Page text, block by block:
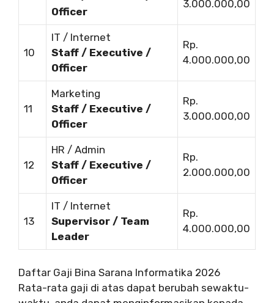
Officer
3.000.000,00
10
IT / Internet
Staff / Executive /
Officer
Rp.
4.000.000,00
11
Marketing
Staff / Executive /
Officer
Rp.
3.000.000,00
12
HR / Admin
Staff / Executive /
Officer
Rp.
2.000.000,00
13
IT / Internet
Supervisor / Team
Leader
Rp.
4.000.000,00
Daftar Gaji Bina Sarana Informatika 2026
Rata-rata gaji di atas dapat berubah sewaktu-